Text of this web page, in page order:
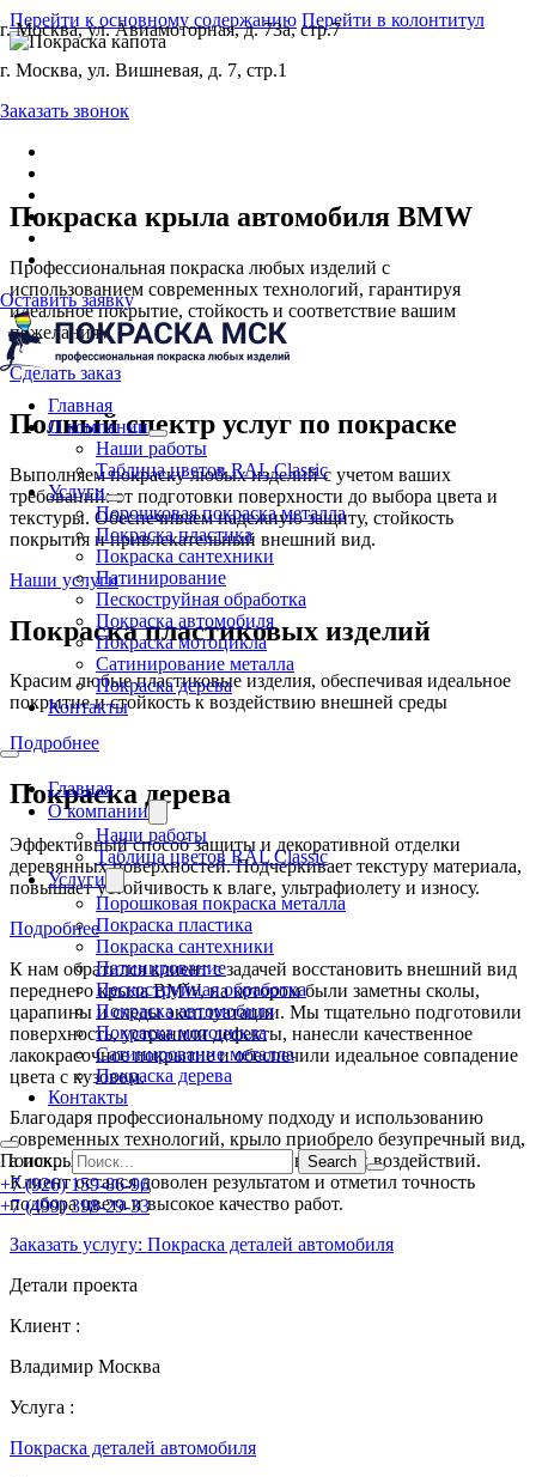
Перейти к основному содержанию Перейти в колонтитул
г. Москва, ул. Авиамоторная, д. 73а, стр.7
г. Москва, ул. Вишневая, д. 7, стр.1
Заказать звонок
Оставить заявку
Главная
О компании
Наши работы
Таблица цветов RAL Classic
Услуги
Порошковая покраска металла
Покраска пластика
Покраска сантехники
Патинирование
Пескоструйная обработка
Покраска автомобиля
Покраска мотоцикла
Сатинирование металла
Покраска дерева
Контакты
Главная
О компании
Наши работы
Таблица цветов RAL Classic
Услуги
Порошковая покраска металла
Покраска пластика
Покраска сантехники
Патинирование
Пескоструйная обработка
Покраска автомобиля
Покраска мотоцикла
Сатинирование металла
Покраска дерева
Контакты
Поиск...
+7 (926) 159-86-96
+7 (499) 398-29-33
Покраска крыла автомобиля BMW
Профессиональная покраска любых изделий с
использованием современных технологий, гарантируя
идеальное покрытие, стойкость и соответствие вашим
пожеланиям
Сделать заказ
Полный спектр услуг по покраске
Выполняем покраску любых изделий с учетом ваших
требований: от подготовки поверхности до выбора цвета и
текстуры. Обеспечиваем надежную защиту, стойкость
покрытия и привлекательный внешний вид.
Наши услуги
Покраска пластиковых изделий
Красим любые пластиковые изделия, обеспечивая идеальное
покрытие и стойкость к воздействию внешней среды
Подробнее
Покраска дерева
Эффективный способ защиты и декоративной отделки
деревянных поверхностей. Подчеркивает текстуру материала,
повышает устойчивость к влаге, ультрафиолету и износу.
Подробнее
К нам обратился клиент с задачей восстановить внешний вид
переднего крыла BMW, на котором были заметны сколы,
царапины и следы эксплуатации. Мы тщательно подготовили
поверхность, устранили дефекты, нанесли качественное
лакокрасочное покрытие и обеспечили идеальное совпадение
цвета с кузовом.
Благодаря профессиональному подходу и использованию
современных технологий, крыло приобрело безупречный вид,
а покрытие надежно защищено от внешних воздействий.
Клиент остался доволен результатом и отметил точность
подбора цвета и высокое качество работ.
Заказать услугу: Покраска деталей автомобиля
Детали проекта
Клиент :
Владимир Москва
Услуга :
Покраска деталей автомобиля